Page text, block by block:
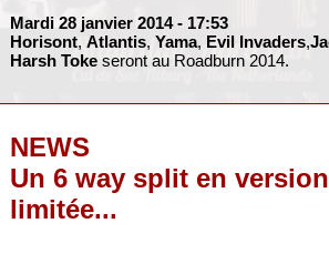
Mardi 28 janvier 2014 - 17:53
Horisont, Atlantis, Yama, Evil Invaders,
Harsh Tokeseront au Roadburn 2014.
NEWS
Un 6 way split en
limitée...